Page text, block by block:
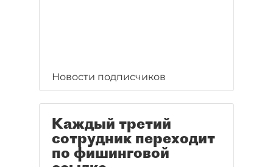
Новости подписчиков
Каждый третий
сотрудник переходит
по фишинговой